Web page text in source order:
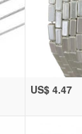
US$ 4.47